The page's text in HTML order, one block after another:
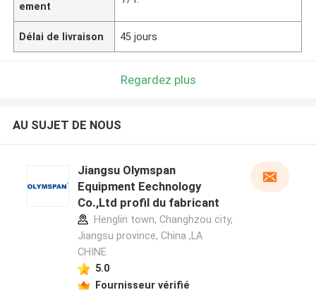
ement
Délai de livraison 45 jours
Regardez plus
AU SUJET DE NOUS
Jiangsu Olymspan
Equipment Eechnology
Co.,Ltd profil du fabricant
Henglin town, Changhzou city,
Jiangsu province, China ,LA
CHINE
5.0
Fournisseur vérifié